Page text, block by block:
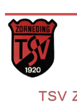
TSV